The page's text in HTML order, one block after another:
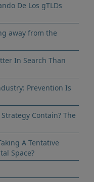
De Los gTLDs
away from the
In Search Than
Prevention Is
Contain? The
A Tentative
Space?